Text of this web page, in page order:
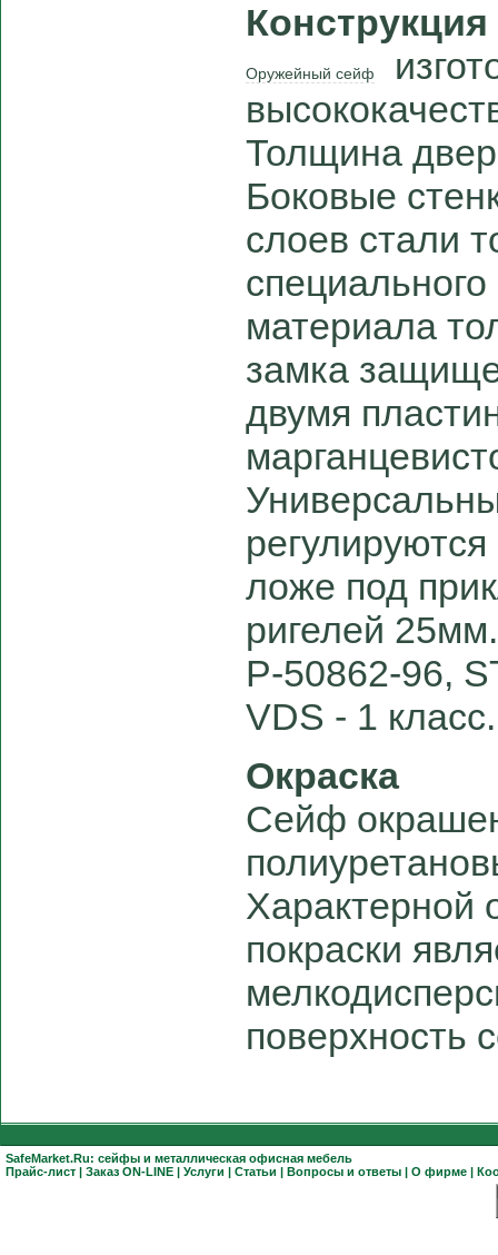
Конструкция
Оружейный сейф
Толщина
Боковые
слоев стали
материала
замка
двумя
ложе под
ригелей
Р-50862-96,
VDS - 1 класс.
Окраска
Сейф
Характерной
покраски
поверхность
SafeMarket.Ru: сейфы и металлическая офисная мебель
Прайс-лист | Заказ ON-LINE | Услуги | Статьи | Вопросы и ответы | О фирме |